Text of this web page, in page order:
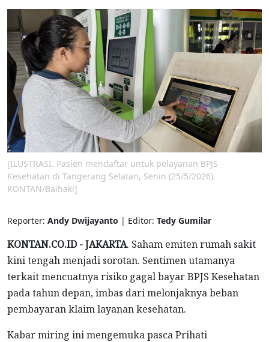
[ILUSTRASI. Pasien mendaftar untuk pelayanan BPJS
Kesehatan di Tangerang Selatan, Senin (25/5/2026).
KONTAN/Baihaki]
Reporter: Andy Dwijayanto | Editor: Tedy Gumilar
KONTAN.CO.ID - JAKARTA. Saham emiten rumah sakit
kini tengah menjadi sorotan. Sentimen utamanya
terkait mencuatnya risiko gagal bayar BPJS Kesehatan
pada tahun depan, imbas dari melonjaknya beban
pembayaran klaim layanan kesehatan.
Kabar miring ini mengemuka pasca Prihati